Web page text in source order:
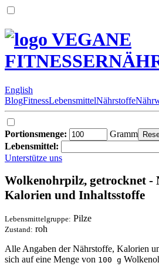
VEGANE
English
BlogFitnessLebensmittelNährstoffe
Portionsmenge:
Gramm
Lebensmittel:
Unterstütze uns
Wolkenohrpilz, getrocknet -
Kalorien und Inhaltsstoffe
Lebensmittelgruppe: Pilze
Zustand: roh
Alle Angaben der Nährstoffe, Kalorien
sich auf eine Menge von 100 g